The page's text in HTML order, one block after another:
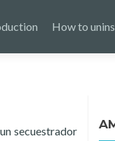
How to
secuestrador